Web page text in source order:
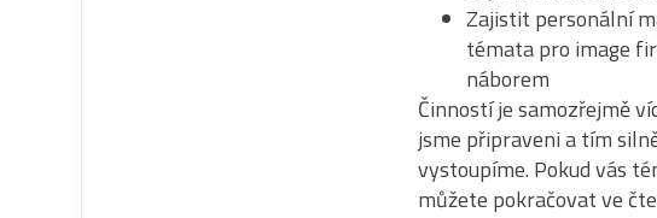
Zajistit personální
témata pro image
náborem
Činností je samozřejmě
jsme připraveni a tím
vystoupíme. Pokud vás
můžete pokračovat ve